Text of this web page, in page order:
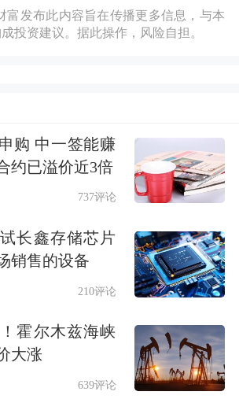
不同区域市场价值诉求的
年，针对原材料供应紧张
化，公司通过调整计价模
世通团队始终致力于零部
工作，截至目前，凯世通
备的零部件国产化验证覆
零部件。在整个离子注入
世通凭借多维度核心竞争
富发布此内容旨在传播更多信息，与本
投资建议。据此操作，风险自担。
购 中一签能赚
约已溢价近3倍
737评论
长鑫存储芯片
销售的设备
210评论
霍尔木兹海峡
大涨
639评论